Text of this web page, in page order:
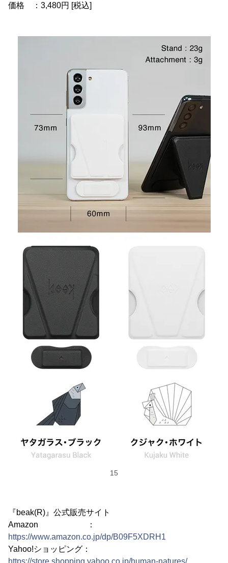
価格 ：3,480円 [税込]
15
『beak(R)』公式販売サイト
Amazon ：
https://www.amazon.co.jp/dp/B09F5XDRH1
Yahoo!ショッピング：
https://store.shopping.yahoo.co.jp/human-natures/